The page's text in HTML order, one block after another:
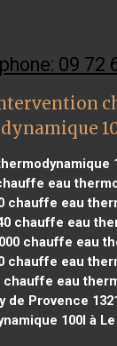
09 72
eau
chauffe eau
chauffe eau
chauffe eau
chauffe eau
chauffe eau
de Provence
100l à